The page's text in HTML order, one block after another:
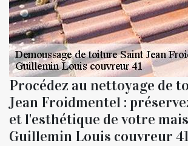
Procédez au nettoyage de
Jean Froidmentel :
et l'esthétique de votre
Guillemin Louis couvreur 41